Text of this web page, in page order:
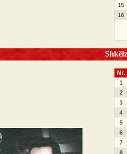
15
16
Nr.
1
2
3
4
5
6
7
8